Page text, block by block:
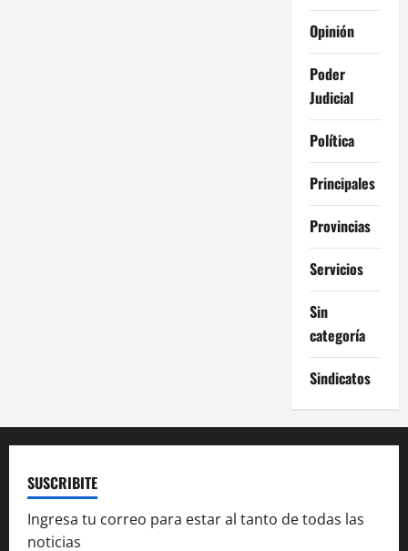
Opinión
Poder
Judicial
Política
Principales
Provincias
Servicios
Sin
categoría
Sindicatos
SUSCRIBITE
Ingresa tu correo para estar al tanto de todas las
noticias